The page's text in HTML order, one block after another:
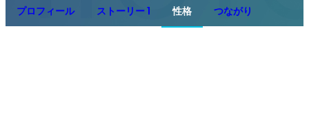
プロフィール ストーリー 1 性格 つながり